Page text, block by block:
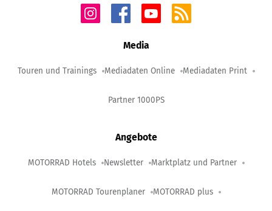
Media
Touren und Trainings Mediadaten Online Mediadaten Print
Partner 1000PS
Angebote
MOTORRAD Hotels Newsletter Marktplatz und Partner
MOTORRAD Tourenplaner MOTORRAD plus